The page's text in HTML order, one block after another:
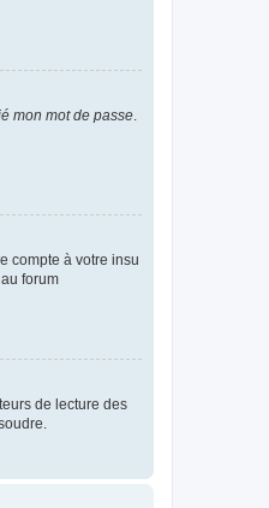
mon mot de passe.
compte à votre insu
forum
de lecture des